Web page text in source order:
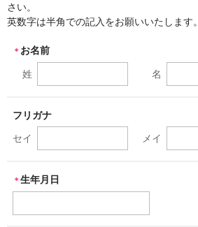
性格統計学講座
ショップについて
お問い合わせ
ジェイバン公式サイト
さい。
英数字は半角での記入をお願いいたします。
＊ お名前
姓 名
フリガナ
セイ メイ
＊ 生年月日